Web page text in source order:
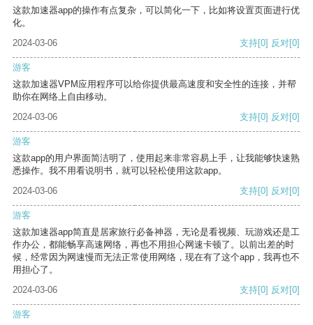
这款加速器app的操作有点复杂，可以简化一下，比如将设置页面进行优
化。
2024-03-06
支持[0] 反对[0]
游客
这款加速器VPM应用程序可以给你提供最高速度和安全性的连接，并帮
助你在网络上自由移动。
2024-03-06
支持[0] 反对[0]
游客
这款app的用户界面简洁明了，使用起来非常容易上手，让我能够快速熟
悉操作。我不用看说明书，就可以轻松使用这款app。
2024-03-06
支持[0] 反对[0]
游客
这款加速器app简直是居家旅行必备神器，无论是看视频、玩游戏还是工
作办公，都能畅享高速网络，再也不用担心网速卡顿了。以前出差的时
候，经常因为网速慢而无法正常使用网络，现在有了这个app，我再也不
用担心了。
2024-03-06
支持[0] 反对[0]
游客